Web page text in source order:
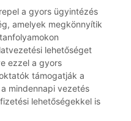
a gyors ügyintézés
amelyek megkönnyítik
lehetőséget
ezzel a gyors
támogatják a
mindennapi vezetés
lehetőségekkel is